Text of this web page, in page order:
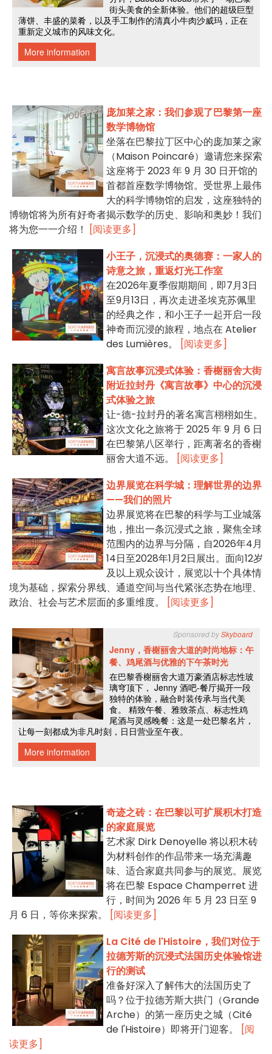
庞加莱之家：我们参观了巴黎第一座
数学博物馆
坐落在巴黎拉丁区中心的庞加莱之家
（Maison Poincaré）邀请您来探索
这座将于 2023 年 9 月 30 日开馆的
首都首座数学博物馆。受世界上最伟
大的科学博物馆的启发，这座独特的
博物馆将为所有好奇者揭示数学的历史、影响和奥妙！我们
将为您一一介绍！
[阅读更多]
小王子，沉浸式的奥德赛：一家人的
诗意之旅，重返灯光工作室
在2026年夏季假期期间，即7月3日
至9月13日，再次走进圣埃克苏佩里
的经典之作，和小王子一起开启一段
神奇而沉浸的旅程，地点在 Atelier
des Lumières。
[阅读更多]
寓言故事沉浸式体验：香榭丽舍大街
附近拉封丹《寓言故事》中心的沉浸
式体验之旅
让-德-拉封丹的著名寓言栩栩如生。
这次文化之旅将于 2025 年 9 月 6 日
在巴黎第八区举行，距离著名的香榭
丽舍大道不远。
[阅读更多]
边界展览在科学城：理解世界的边界
——我们的照片
边界展览将在巴黎的科学与工业城落
地，推出一条沉浸式之旅，聚焦全球
范围内的边界与分隔，自2026年4月
14日至2028年1月2日展出。面向12岁
及以上观众设计，展览以十个具体情
境为基础，探索分界线、通道空间与当代紧张态势在地理、
政治、社会与艺术层面的多重维度。
[阅读更多]
奇迹之砖：在巴黎以可扩展积木打造
的家庭展览
艺术家 Dirk Denoyelle 将以积木砖
为材料创作的作品带来一场充满趣
味、适合家庭共同参与的展览。展览
将在巴黎 Espace Champerret 进
行，时间为 2026 年 5 月 23 日至 9
月 6 日，等你来探索。
[阅读更多]
La Cité de l'Histoire，我们对位于
拉德芳斯的沉浸式法国历史体验馆进
行的测试
准备好深入了解伟大的法国历史了
吗？位于拉德芳斯大拱门（Grande
Arche）的第一座历史之城（Cité
de l'Histoire）即将开门迎客。
[阅
读更多]